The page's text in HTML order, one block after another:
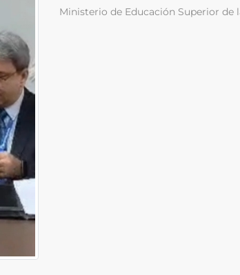
Ministerio de Educación Superior de